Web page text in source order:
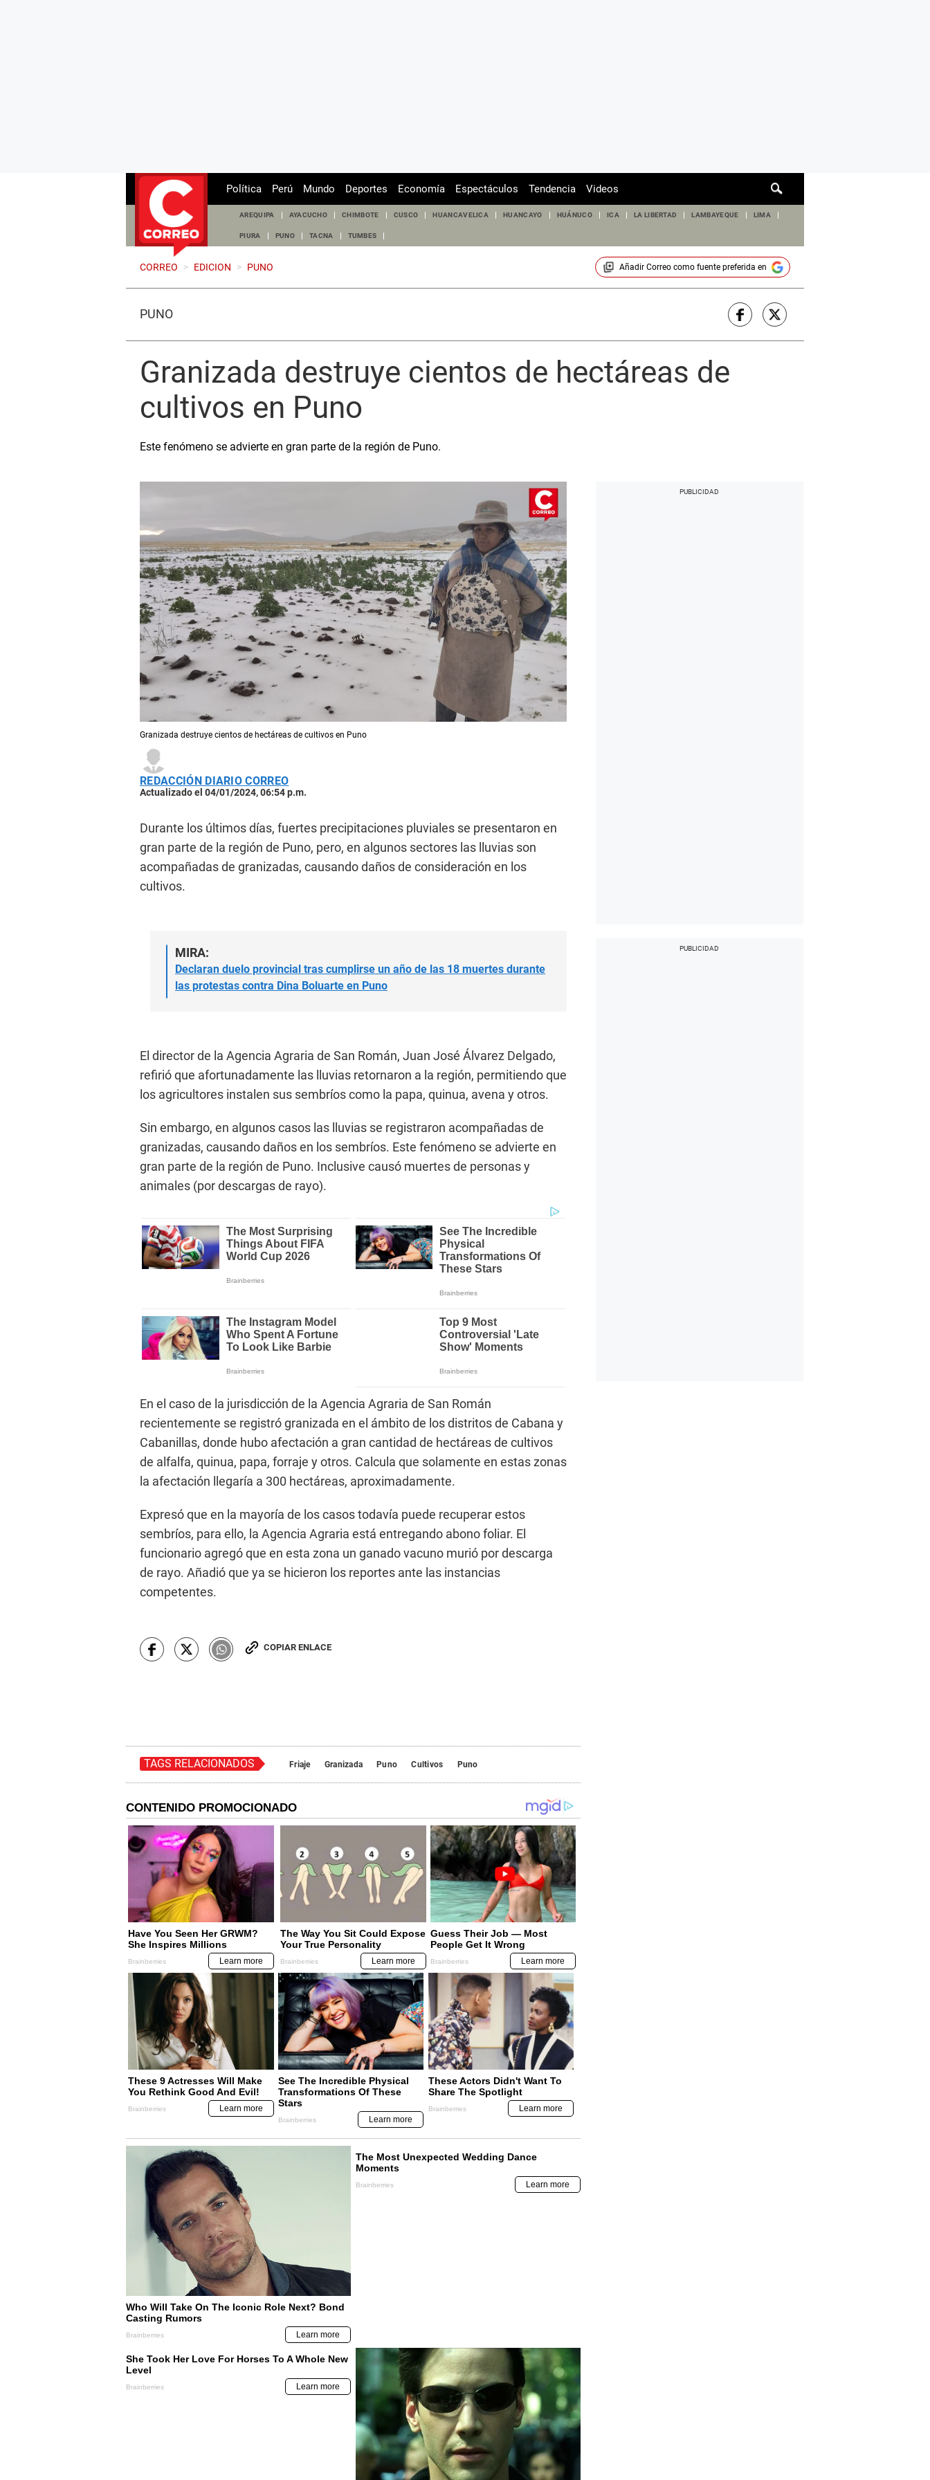
de
Política Perú Mundo Deportes Economía Espectáculos Tendencia Videos
AREQUIPA AYACUCHO CHIMBOTE CUSCO HUANCAVELICA HUANCAYO HUÁNUCO ICA LA LIBERTAD LAMBAYEQUE LIMA
PIURA PUNO TACNA TUMBES
CORREO > EDICION > PUNO Añadir Correocomo fuente preferida en
PUNO
Granizada destruye cientos de hectáreas de
cultivos en Puno
Este fenómeno se advierte en gran parte de la región de Puno.
Granizada destruye cientos de hectáreas de cultivos en Puno
REDACCIÓN DIARIO CORREO
Actualizado el 04/01/2024, 06:54 p.m.
Durante los últimos días, fuertes precipitaciones pluviales se presentaron en
gran parte de la región de Puno, pero, en algunos sectores las lluvias son
acompañadas de granizadas, causando daños de consideración en los
cultivos.
MIRA:
Declaran duelo provincial tras cumplirse un año de las 18 muertes durante
las protestas contra Dina Boluarte en Puno
El director de la Agencia Agraria de San Román, Juan José Álvarez Delgado,
refirió que afortunadamente las lluvias retornaron a la región, permitiendo que
los agricultores instalen sus sembríos como la papa, quinua, avena y otros.
Sin embargo, en algunos casos las lluvias se registraron acompañadas de
granizadas, causando daños en los sembríos. Este fenómeno se advierte en
gran parte de la región de Puno. Inclusive causó muertes de personas y
animales (por descargas de rayo).
En el caso de la jurisdicción de la Agencia Agraria de San Román
recientemente se registró granizada en el ámbito de los distritos de Cabana y
Cabanillas, donde hubo afectación a gran cantidad de hectáreas de cultivos
de alfalfa, quinua, papa, forraje y otros. Calcula que solamente en estas zonas
la afectación llegaría a 300 hectáreas, aproximadamente.
Expresó que en la mayoría de los casos todavía puede recuperar estos
sembríos, para ello, la Agencia Agraria está entregando abono foliar. El
funcionario agregó que en esta zona un ganado vacuno murió por descarga
de rayo. Añadió que ya se hicieron los reportes ante las instancias
competentes.
COPIAR ENLACE
TAGS RELACIONADOS Friaje Granizada Puno Cultivos Puno